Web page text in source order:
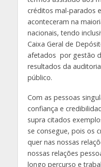
créditos mal-parados
aconteceram na
nacionais, tendo
Caixa Geral de
afetados por gestão
resultados da
público.
Com as pessoas
confiança e
supra citados
se consegue, pois os
quer nas nossas
nossas relações
longo percurso e